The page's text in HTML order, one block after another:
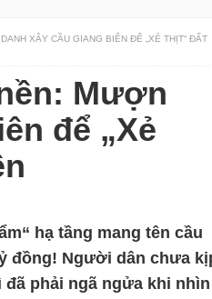
XÂY CẦU GIANG BIÊN ĐỂ „XẺ THỊT“ ĐẤT
Mượn
để „Xẻ
hạ tầng mang tên cầu
đồng! Người dân chưa
phải ngã ngửa khi nhìn